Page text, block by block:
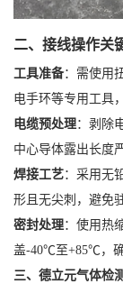
二、接线操作关
工具准备：需使用
电手环等专用工具
电缆预处理：剥除
中心导体露出长度
焊接工艺：采用无
形且无尖刺，避免
密封处理：使用热
盖-40℃至+85℃，确
三、德立元气体检